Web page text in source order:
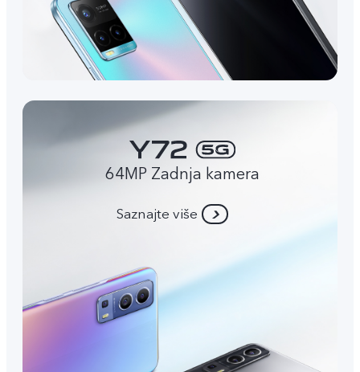
64MP Zadnja kamera
Saznajte više